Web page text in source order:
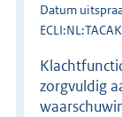
Datum
zorgvuldig